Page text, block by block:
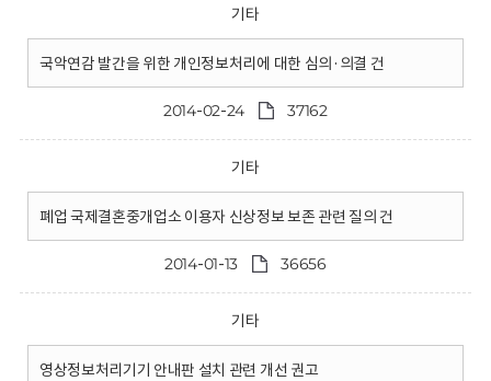
기타
국악연감 발간을 위한 개인정보처리에 대한 심의·의결 건
2014-02-24 37162
기타
폐업 국제결혼중개업소 이용자 신상정보 보존 관련 질의 건
2014-01-13 36656
기타
영상정보처리기기 안내판 설치 관련 개선 권고